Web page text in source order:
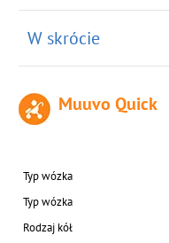
W skrócie
Muuvo Quick
Typ wózka
Typ wózka
Rodzaj kół